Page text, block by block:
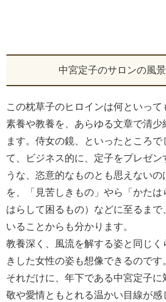
中宮定子のサロンの風
この枕草子のヒロインは何といっ
素養や教養を、あらゆる文章で清少
ます。侍女の鏡、といったところ
て、ビジネス的に、定子をプレゼン
うな、恣意的なものとも思えない
を、「見苦しきもの」やら「かたは
はらして困るもの）などに至るまで
いることからも分かります。
教養深く、風流を解する姿と同じく
きした女性の姿も想像できるのです
それだけに、年下である中宮定子
敬や愛情ともとれる温かい目線が感